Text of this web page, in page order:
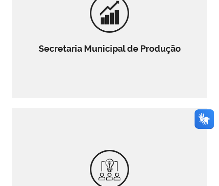
Secretaria Municipal de Produção